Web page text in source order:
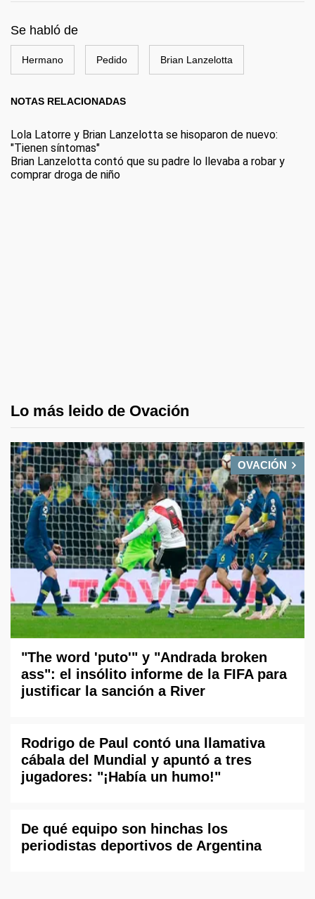
Se habló de
Hermano Pedido Brian Lanzelotta
NOTAS RELACIONADAS
Lola Latorre y Brian Lanzelotta se hisoparon de nuevo:
"Tienen síntomas"
Brian Lanzelotta contó que su padre lo llevaba a robar y
comprar droga de niño
Lo más leido de Ovación
OVACIÓN
"The word 'puto'" y "Andrada broken
ass": el insólito informe de la FIFA para
justificar la sanción a River
Rodrigo de Paul contó una llamativa
cábala del Mundial y apuntó a tres
jugadores: "¡Había un humo!"
De qué equipo son hinchas los
periodistas deportivos de Argentina